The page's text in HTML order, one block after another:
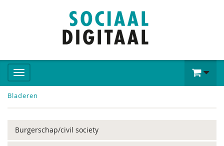
Bladeren
Burgerschap/civil society